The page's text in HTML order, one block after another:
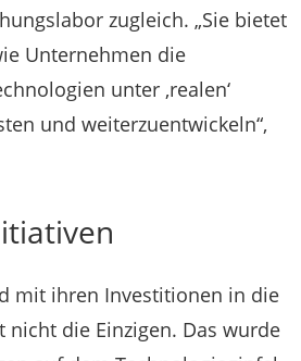
zugleich. „Sie bietet
Unternehmen die
unter ‚realen‘
und weiterzuentwickeln“,
mit ihren Investitionen in die
nicht die Einzigen. Das wurde